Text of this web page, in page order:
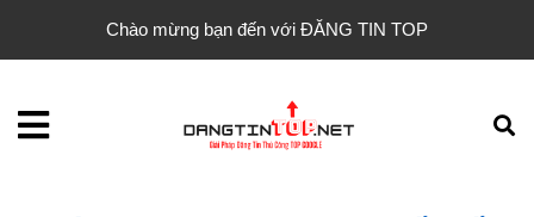
Chào mừng bạn đến với ĐĂNG TIN TOP